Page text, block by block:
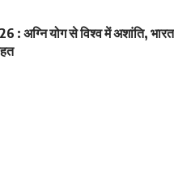
: अग्नि योग से विश्व में अशांति,